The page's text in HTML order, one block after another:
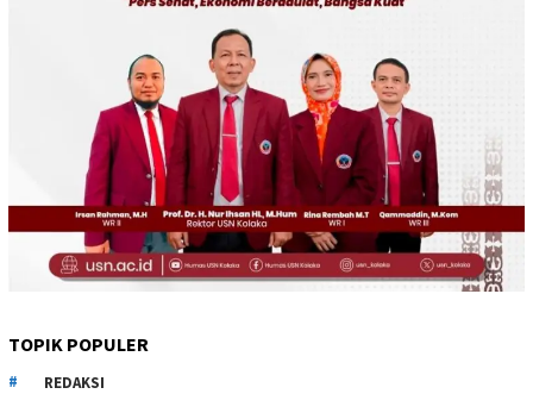
TOPIK POPULER
REDAKSI